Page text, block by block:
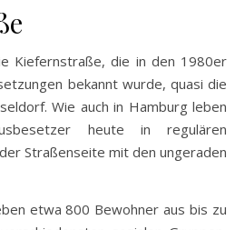
Kiefernstraße, die in den 1980er
bekannt wurde, quasi die
Wie auch in Hamburg leben
Straßenseite mit den ungeraden